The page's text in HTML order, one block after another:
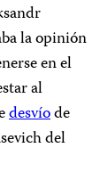
la opinión
en el
al
desvíode
del